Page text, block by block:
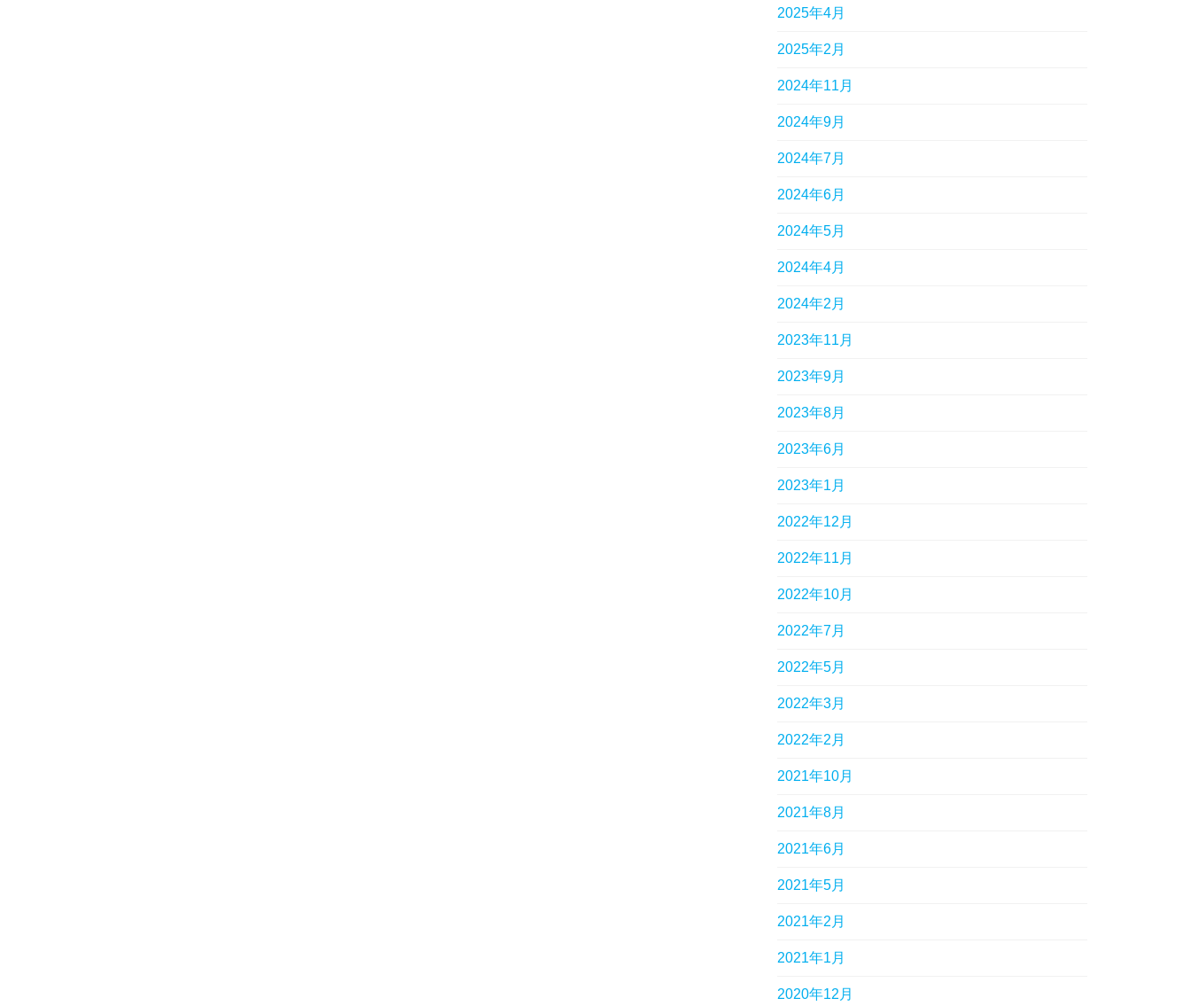
2025年4月
2025年2月
2024年11月
2024年9月
2024年7月
2024年6月
2024年5月
2024年4月
2024年2月
2023年11月
2023年9月
2023年8月
2023年6月
2023年1月
2022年12月
2022年11月
2022年10月
2022年7月
2022年5月
2022年3月
2022年2月
2021年10月
2021年8月
2021年6月
2021年5月
2021年2月
2021年1月
2020年12月